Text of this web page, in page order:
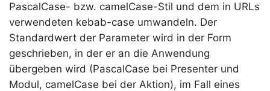
PascalCase- bzw. camelCase-Stil und dem in URLs
verwendeten kebab-case umwandeln. Der
Standardwert der Parameter wird in der Form
geschrieben, in der er an die Anwendung
übergeben wird (PascalCase bei Presenter und
Modul, camelCase bei der Aktion), im Fall eines